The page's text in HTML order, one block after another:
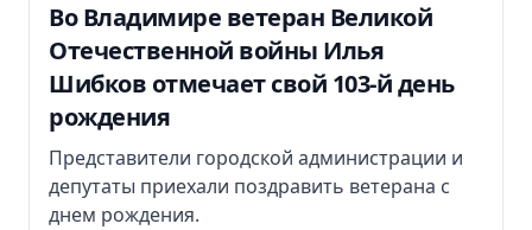
Во Владимире ветеран Великой
Отечественной войны Илья
Шибков отмечает свой 103-й день
рождения
Представители городской администрации и
депутаты приехали поздравить ветерана с
днем рождения.